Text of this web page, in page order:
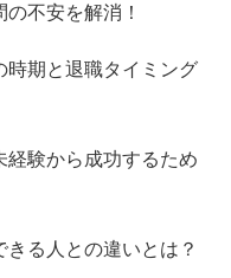
不安を解消！
時期と退職タイミング
経験から成功するため
る人との違いとは？